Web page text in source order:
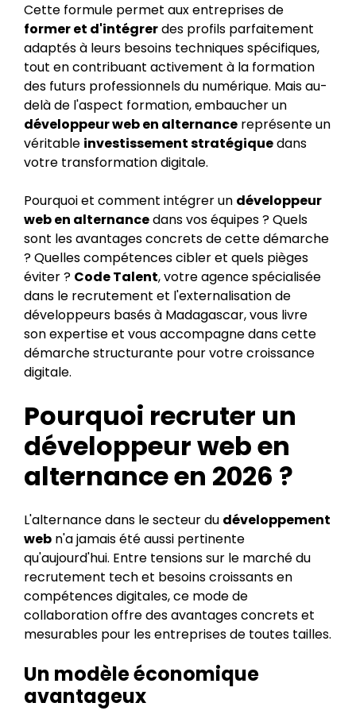
Cette formule permet aux entreprises de
former et d'intégrerdes profils parfaitement
adaptés à leurs besoins techniques spécifiques,
tout en contribuant activement à la formation
des futurs professionnels du numérique. Mais au-
delà de l'aspect formation, embaucher un
développeur web en alternance représente un
véritable investissement stratégiquedans
votre transformation digitale.
Pourquoi et comment intégrer un développeur
web en alternancedans vos équipes ? Quels
sont les avantages concrets de cette démarche
? Quelles compétences cibler et quels pièges
éviter ? Code Talent, votre agence spécialisée
dans le recrutement et l'externalisation de
développeurs basés à Madagascar, vous livre
son expertise et vous accompagne dans cette
démarche structurante pour votre croissance
digitale.
Pourquoi recruter un
développeur web en
alternance en 2026 ?
L'alternance dans le secteur du développement
web n'a jamais été aussi pertinente
qu'aujourd'hui. Entre tensions sur le marché du
recrutement tech et besoins croissants en
compétences digitales, ce mode de
collaboration offre des avantages concrets et
mesurables pour les entreprises de toutes tailles.
Un modèle économique
avantageux